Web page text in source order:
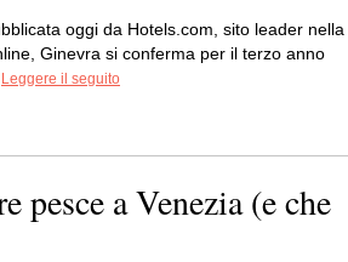
oggi da Hotels.com, sito leader nella
Ginevra si conferma per il terzo anno
Leggere il seguito
pesce a Venezia (e che